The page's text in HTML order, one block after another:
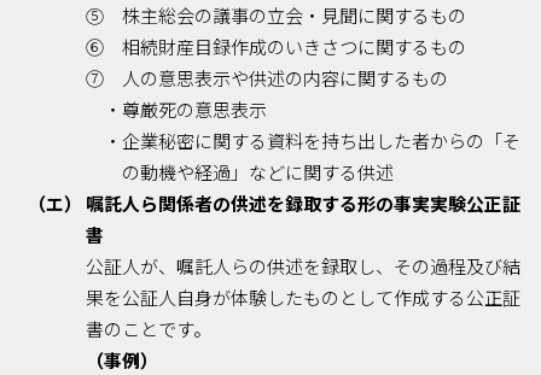
⑤ 株主総会の議事の立会・見聞に関するもの
⑥ 相続財産目録作成のいきさつに関するもの
⑦ 人の意思表示や供述の内容に関するもの
・尊厳死の意思表示
・企業秘密に関する資料を持ち出した者からの「そ
の動機や経過」などに関する供述
（エ） 嘱託人ら関係者の供述を録取する形の事実実験公正証
書
公証人が、嘱託人らの供述を録取し、その過程及び結
果を公証人自身が体験したものとして作成する公正証
書のことです。
（事例）